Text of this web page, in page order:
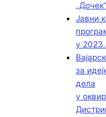
„Дочек”
Јавни
у
за
дела
у